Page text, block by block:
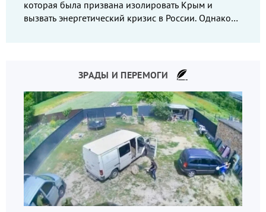
которая была призвана изолировать Крым и
вызвать энергетический кризис в России. Однако
ЗРАДЫ И ПЕРЕМОГИ